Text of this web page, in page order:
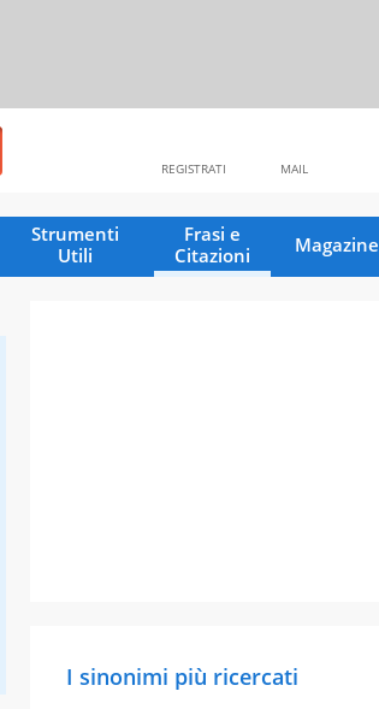
MAIL
REGISTRATI
Strumenti
Utili
Frasi e
Citazioni
Magazine
I sinonimi più ricercati